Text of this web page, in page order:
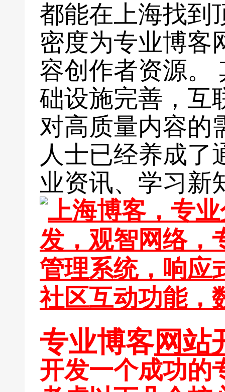
都能在上海找到
密度为专业博客
容创作者资源。
础设施完善，互
对高质量内容的
人士已经养成了
业资讯、学习新
专业博客网站
开发一个成功的